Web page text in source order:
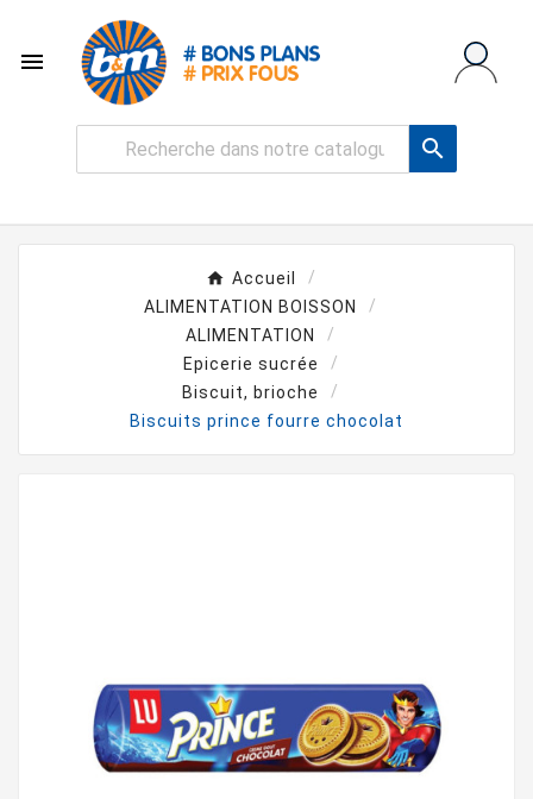


Accueil
ALIMENTATION BOISSON
ALIMENTATION
Epicerie sucrée
Biscuit, brioche
Biscuits prince fourre chocolat